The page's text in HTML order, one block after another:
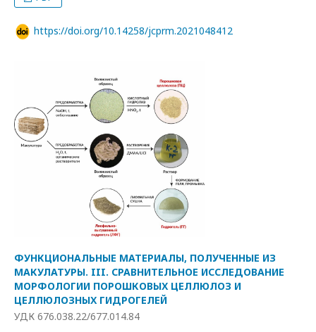
https://doi.org/10.14258/jcprm.2021048412
ФУНКЦИОНАЛЬНЫЕ МАТЕРИАЛЫ, ПОЛУЧЕННЫЕ ИЗ
МАКУЛАТУРЫ. III. СРАВНИТЕЛЬНОЕ ИССЛЕДОВАНИЕ
МОРФОЛОГИИ ПОРОШКОВЫХ ЦЕЛЛЮЛОЗ И
ЦЕЛЛЮЛОЗНЫХ ГИДРОГЕЛЕЙ
УДК 676.038.22/677.014.84